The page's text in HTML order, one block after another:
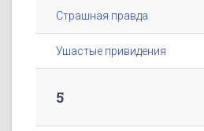
Страшная правда
Ушастые привидения
5